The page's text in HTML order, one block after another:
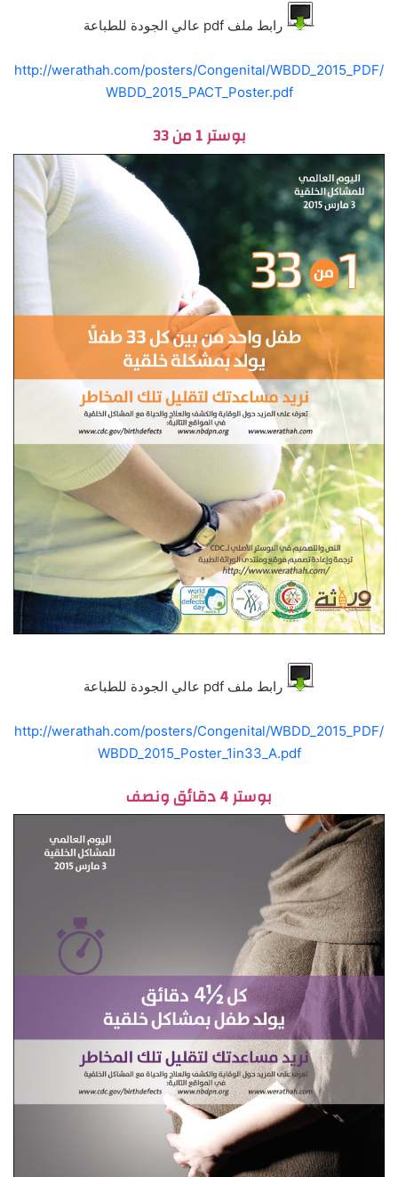
رابط ملف pdf عالي الجودة للطباعة
http://werathah.com/posters/Congenital/WBDD_2015_PDF/
WBDD_2015_PACT_Poster.pdf
بوستر 1 من 33
رابط ملف pdf عالي الجودة للطباعة
http://werathah.com/posters/Congenital/WBDD_2015_PDF/
WBDD_2015_Poster_1in33_A.pdf
بوستر 4 دقائق ونصف